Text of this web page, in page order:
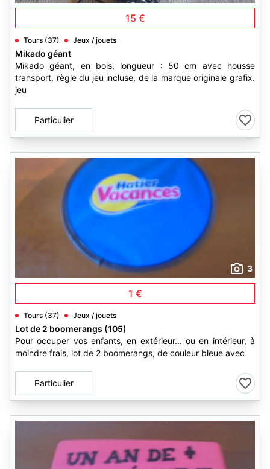
15 €
Tours (37) Jeux / jouets
Mikado géant
Mikado géant, en bois, longueur : 50 cm avec housse
transport, règle du jeu incluse, de la marque originale grafix.
jeu
Particulier
3
1 €
Tours (37) Jeux / jouets
Lot de 2 boomerangs (105)
Pour occuper vos enfants, en extérieur... ou en intérieur, à
moindre frais, lot de 2 boomerangs, de couleur bleue avec
Particulier